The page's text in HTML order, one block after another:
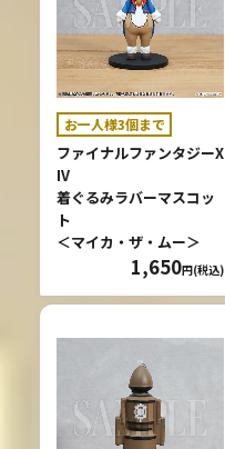
お一人様3個まで
ファイナルファンタジーX
IV
着ぐるみラバーマスコッ
ト
＜マイカ・ザ・ムー＞
1,650円(税込)